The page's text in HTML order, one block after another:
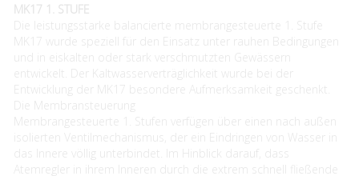
MK17 1. STUFE
Die leistungsstarke balancierte membrangesteuerte 1. Stufe
MK17 wurde speziell für den Einsatz unter rauhen Bedingungen
und in eiskalten oder stark verschmutzten Gewässern
entwickelt. Der Kaltwasserverträglichkeit wurde bei der
Entwicklung der MK17 besondere Aufmerksamkeit geschenkt.
Die Membransteuerung
Membrangesteuerte 1. Stufen verfügen über einen nach außen
isolierten Ventilmechanismus, der ein Eindringen von Wasser in
das Innere völlig unterbindet. Im Hinblick darauf, dass
Atemregler in ihrem Inneren durch die extrem schnell fließende